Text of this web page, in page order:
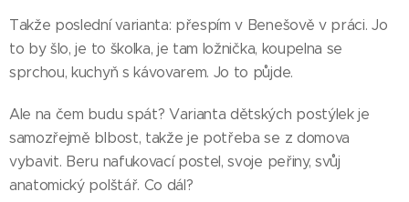
Takže poslední varianta: přespím v Benešově v práci. Jo
to by šlo, je to školka, je tam ložnička, koupelna se
sprchou, kuchyň s kávovarem. Jo to půjde.
Ale na čem budu spát? Varianta dětských postýlek je
samozřejmě blbost, takže je potřeba se z domova
vybavit. Beru nafukovací postel, svoje peřiny, svůj
anatomický polštář. Co dál?